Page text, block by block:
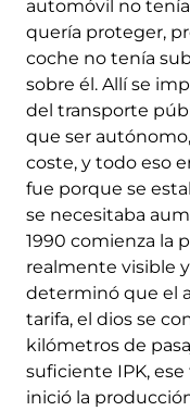
automóvil no
quería proteger,
coche no tenía
sobre él. Allí se
del transporte
que ser
coste, y todo eso
fue porque se
se necesitaba
1990 comienza la
realmente visible
determinó que el
tarifa, el dios se
kilómetros de
suficiente IPK,
inició la